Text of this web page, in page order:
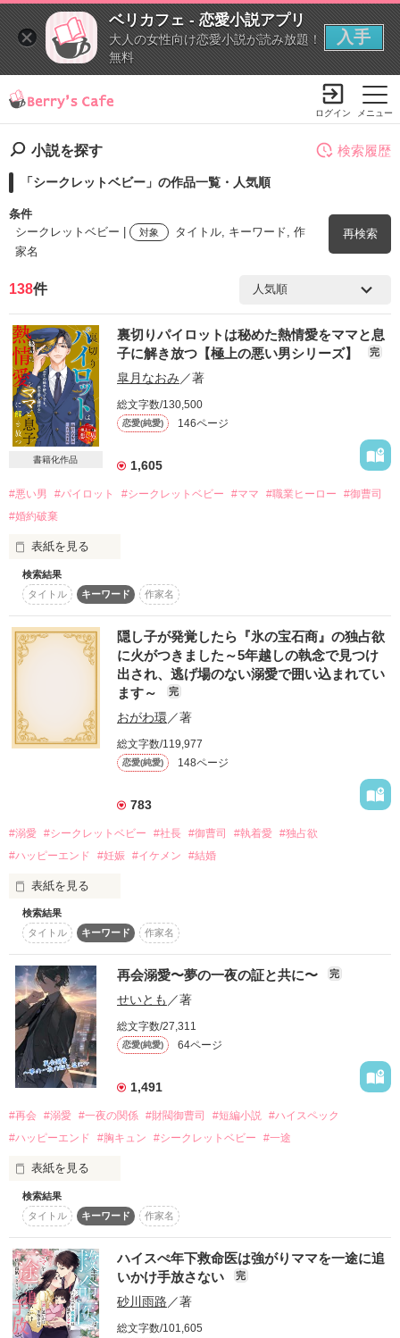
ベリカフェ - 恋愛小説アプリ
大人の女性向け恋愛小説が読み放題！
無料
入手
メニュー
ログイン
小説を探す
「シークレットベビー」の作品一覧・人気順
条件
シークレットベビー |
対象
タイトル, キーワード, 作
家名
再検索
検索ワード
を含む
詳しく検索
検索対象
タイトル キーワード 作家名 表紙コメント
あらすじ
ジャンル
感想
ステータス 全て 完結 更新中
長編
超短編！フェチから始まる溺愛コンテスト
スターツ出版小説投稿サイト合同企画「1話からの長編大
賞」ベリーズカフェ会場
その他の条件
検索履歴
138件
書籍化作品
裏切りパイロットは秘めた熱情愛をママと息
子に解き放つ【極上の悪い男シリーズ】
完
皐月なおみ ／著
総文字数/130,500
恋愛(純愛) 146ページ
1,605
#悪い男 #パイロット #シークレットベビー #ママ #職業ヒーロー
#御曹司
#婚約破棄
表紙を見る
☆☆☆☆☆☆☆☆☆☆☆☆
「こういうこと、ほかの男にもしたのか？」
☆☆☆☆☆☆☆☆☆☆☆☆
１歳の息子を育てる
寺坂和葉（てらさかかずは)は、
二年前、突然婚約者に
裏切られて捨てられた
橘遼一（たちばなりょういち）は、
恋人を切り捨てることもできる冷酷な人
それは再会してからも同じはず…
だった…けれど…？
☆★☆★☆★☆★
※この作品は、６/10発売予定の【極上の悪い男シリーズ】第３
弾の改稿前のものになります。書籍化にあたり一部内容を変更
しております。
☆追記
書籍ももうすぐ発売しますのでぜひぜひよろしくお願いしま
す！
検索結果
タイトル
キーワード 作家名
隠し子が発覚したら『氷の宝石商』の独占欲
に火がつきました～5年越しの執念で見つけ
出され、逃げ場のない溺愛で囲い込まれてい
ます～
完
おがわ環 ／著
総文字数/119,977
恋愛(純愛) 148ページ
783
#溺愛 #シークレットベビー #社長 #御曹司 #執着愛 #独占欲
#ハッピーエンド
#妊娠 #イケメン #結婚
表紙を見る
「やっと、捕まえた。俺から逃げ切れると思ったか？」
五年前。
宝石の研磨師として修行に励んでいた白河蒼乃は、愛した男、
御堂昂輝に裏切られ、祖父の工房を奪われた。
絶望の底に叩き落とされながらも、彼の子を宿していた蒼乃
は、真実を隠したまま姿を消す。
時は流れる。
都会の片隅で宝石鑑定士として働きながら、四歳の息子・輝を
だが、運命は残酷に二人を再会させる。かつての恋人は、業界
の頂点に君臨し『氷の宝石商』と畏怖される非情な経営者とな
「……俺の、俺と蒼乃の子だ」
自分と瓜二つの瞳を持つ輝の存在に驚愕し、執着を露にしなが
ら追いかける昂輝。
必死に逃げようとする蒼乃だが、昂輝は、じわじわと追い詰め
る。
五年前の、買収劇に隠された真実。
否応なく巻き込まれていく、巨大な陰謀。
検索結果
タイトル
キーワード 作家名
再会溺愛〜夢の一夜の証と共に〜 完
せいとも ／著
総文字数/27,311
恋愛(純愛) 64ページ
1,491
#再会 #溺愛 #一夜の関係 #財閥御曹司 #短編小説 #ハイスペック
#ハッピーエンド
#胸キュン #シークレットベビー #一途
表紙を見る
美夜の長年の片想いにピリオドが打たれた日。
美夜と壱夜は出逢った。
すれ違う二人が再会する日はくるのか……。
東雲財閥御曹司
東雲壱夜
検索結果
タイトル
キーワード 作家名
ハイスぺ年下救命医は強がりママを一途に追
いかけ手放さない
完
砂川雨路／著
総文字数/101,605